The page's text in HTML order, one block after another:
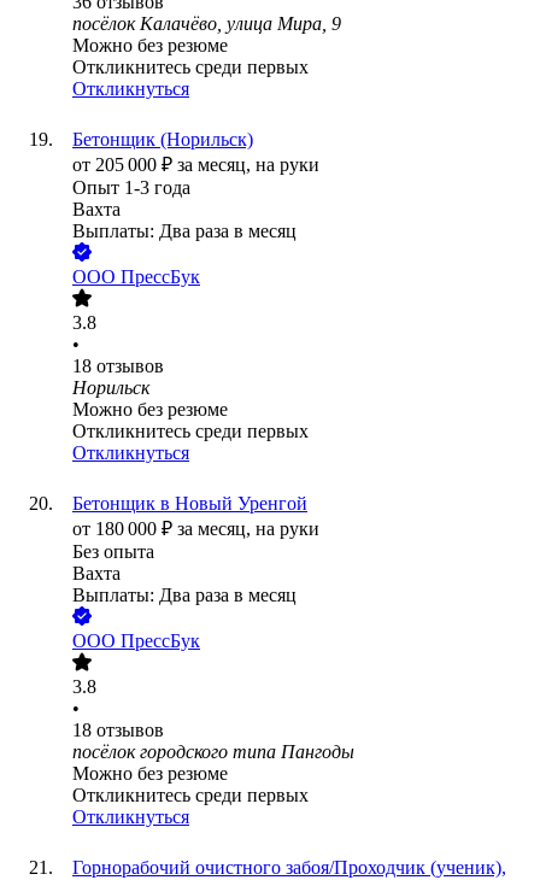
посёлок Калачёво, улица Мира, 9
Можно без резюме
Откликнитесь среди первых
Откликнуться
Бетонщик (Норильск)
от 205 000 ₽ за месяц, на руки
Опыт 1-3 года
Вахта
Выплаты: Два раза в месяц
ООО ПрессБук
3.8
•
18 отзывов
Норильск
Можно без резюме
Откликнитесь среди первых
Откликнуться
Бетонщик в Новый Уренгой
от 180 000 ₽ за месяц, на руки
Без опыта
Вахта
Выплаты: Два раза в месяц
ООО ПрессБук
3.8
•
18 отзывов
посёлок городского типа Пангоды
Можно без резюме
Откликнитесь среди первых
Откликнуться
Горнорабочий очистного забоя/Проходчик (ученик),